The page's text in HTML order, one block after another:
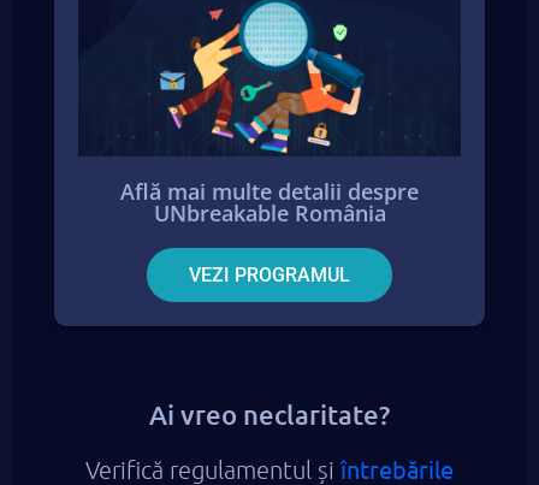
Află mai multe detalii despre
UNbreakable România
VEZI PROGRAMUL
Ai vreo neclaritate?
Verifică regulamentul și întrebările